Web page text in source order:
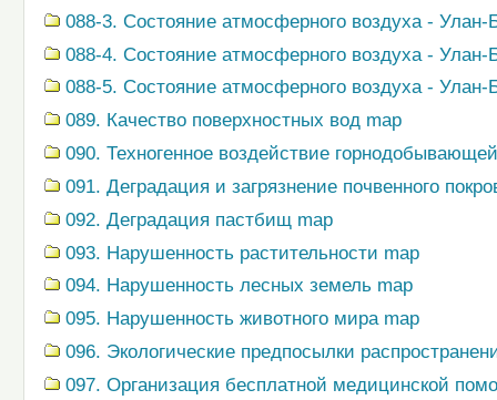
088-3. Состояние атмосферного воздуха -
088-4. Состояние атмосферного воздуха - Улан-
088-5. Состояние атмосферного воздуха - Улан-
089. Качество поверхностных вод map
090. Техногенное воздействие
091. Деградация и загрязнение почвенного
092. Деградация пастбищ map
093. Нарушенность растительности map
094. Нарушенность лесных земель map
095. Нарушенность животного мира map
096. Экологические предпосылки
097. Организация бесплатной медицинской